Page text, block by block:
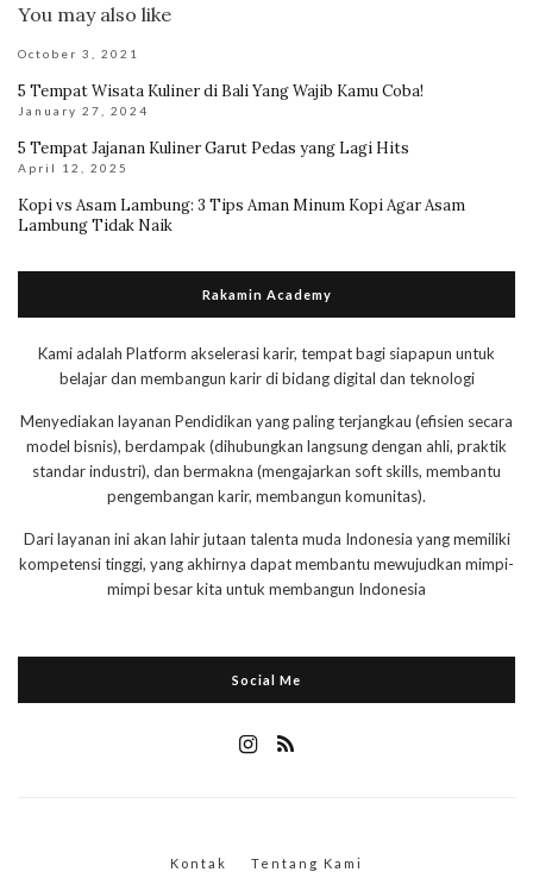
You may also like
October 3, 2021
5 Tempat Wisata Kuliner di Bali Yang Wajib Kamu Coba!
January 27, 2024
5 Tempat Jajanan Kuliner Garut Pedas yang Lagi Hits
April 12, 2025
Kopi vs Asam Lambung: 3 Tips Aman Minum Kopi Agar Asam
Lambung Tidak Naik
Rakamin Academy
Kami adalah Platform akselerasi karir, tempat bagi siapapun untuk
belajar dan membangun karir di bidang digital dan teknologi
Menyediakan layanan Pendidikan yang paling terjangkau (efisien secara
model bisnis), berdampak (dihubungkan langsung dengan ahli, praktik
standar industri), dan bermakna (mengajarkan soft skills, membantu
pengembangan karir, membangun komunitas).
Dari layanan ini akan lahir jutaan talenta muda Indonesia yang memiliki
kompetensi tinggi, yang akhirnya dapat membantu mewujudkan mimpi-
mimpi besar kita untuk membangun Indonesia
Social Me
Kontak Tentang Kami